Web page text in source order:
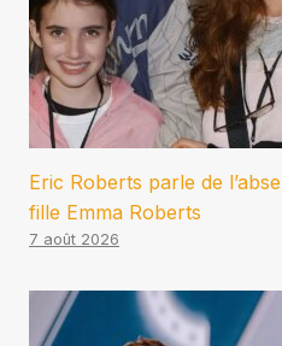
Eric Roberts parle de
fille Emma Roberts
7 août 2026